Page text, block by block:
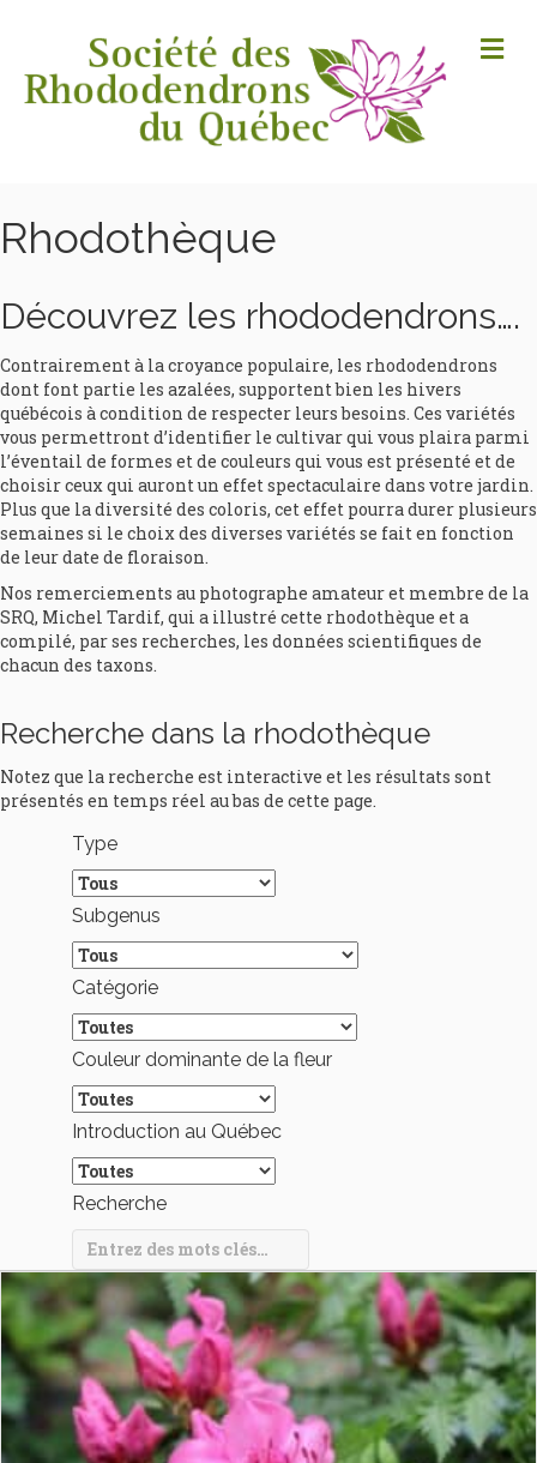
Rhodothèque
Découvrez les rhododendrons….
Contrairement à la croyance populaire, les rhododendrons
dont font partie les azalées, supportent bien les hivers
québécois à condition de respecter leurs besoins. Ces variétés
vous permettront d’identifier le cultivar qui vous plaira parmi
l’éventail de formes et de couleurs qui vous est présenté et de
choisir ceux qui auront un effet spectaculaire dans votre jardin.
Plus que la diversité des coloris, cet effet pourra durer plusieurs
semaines si le choix des diverses variétés se fait en fonction
de leur date de floraison.
Nos remerciements au photographe amateur et membre de la
SRQ, Michel Tardif, qui a illustré cette rhodothèque et a
compilé, par ses recherches, les données scientifiques de
chacun des taxons.
Recherche dans la rhodothèque
Notez que la recherche est interactive et les résultats sont
présentés en temps réel au bas de cette page.
Type
Subgenus
Catégorie
Couleur dominante de la fleur
Introduction au Québec
Recherche